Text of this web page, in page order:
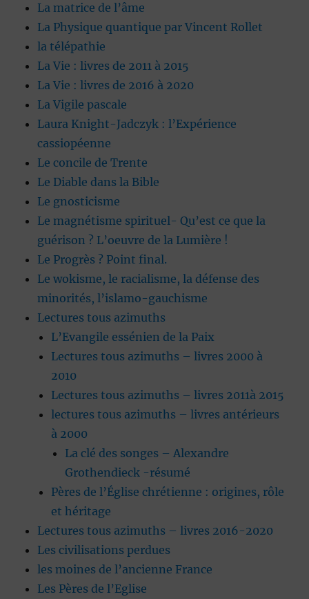
La matrice de l’âme
La Physique quantique par Vincent Rollet
la télépathie
La Vie : livres de 2011 à 2015
La Vie : livres de 2016 à 2020
La Vigile pascale
Laura Knight-Jadczyk : l’Expérience
cassiopéenne
Le concile de Trente
Le Diable dans la Bible
Le gnosticisme
Le magnétisme spirituel- Qu’est ce que la
guérison ? L’oeuvre de la Lumière !
Le Progrès ? Point final.
Le wokisme, le racialisme, la défense des
minorités, l’islamo-gauchisme
Lectures tous azimuths
L’Evangile essénien de la Paix
Lectures tous azimuths – livres 2000 à
2010
Lectures tous azimuths – livres 2011à 2015
lectures tous azimuths – livres antérieurs
à 2000
La clé des songes – Alexandre
Grothendieck -résumé
Pères de l’Église chrétienne : origines, rôle
et héritage
Lectures tous azimuths – livres 2016-2020
Les civilisations perdues
les moines de l’ancienne France
Les Pères de l’Eglise